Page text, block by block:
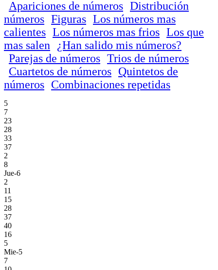
Apariciones de números Distribución
números Figuras Los números mas
calientes Los números mas frios Los que
mas salen
¿Han salido mis números?
Parejas de números Trios de números
Cuartetos de números Quintetos de
números Combinaciones repetidas
5
7
23
28
33
37
2
8
Jue-6
2
11
15
28
37
40
16
5
Mie-5
7